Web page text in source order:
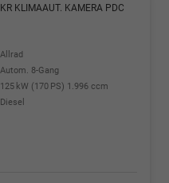
KLIMAAUT. KAMERA PDC
Allrad
Autom. 8-Gang
125 kW (170 PS) 1.996 ccm
Diesel